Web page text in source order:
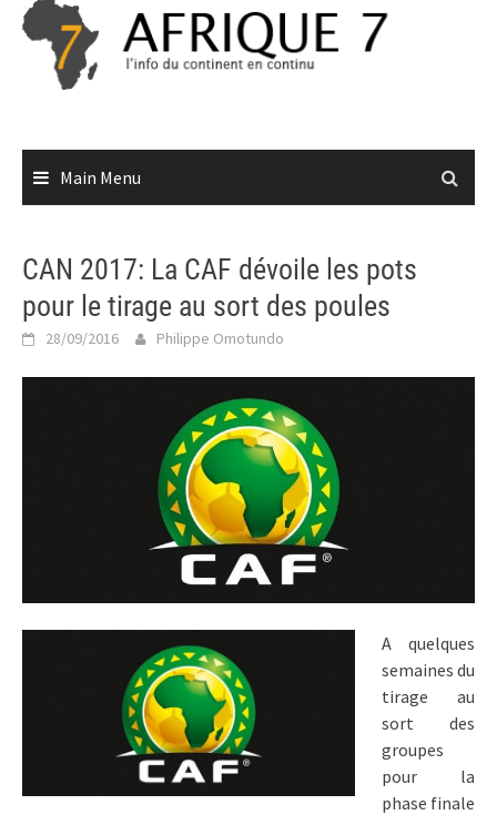
Skip
content
Main Menu
CAN 2017: La CAF dévoile les pots
pour le tirage au sort des poules
28/09/2016 Philippe Omotundo
A quelques
semaines du
tirage au
sort des
groupes
pour la
phase finale